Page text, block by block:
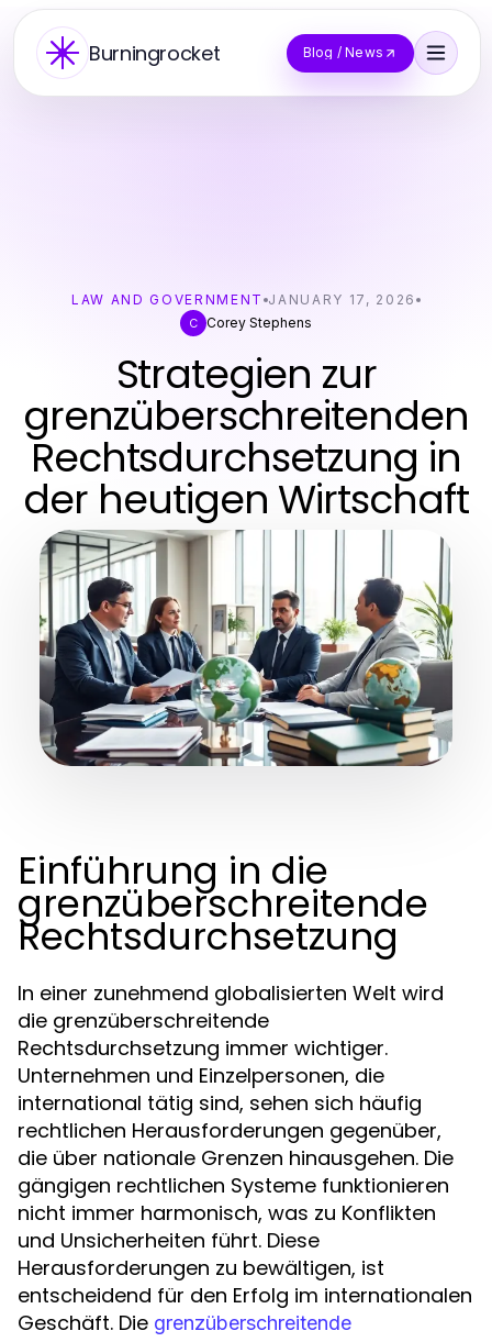
Burningrocket Blog / News
LAW AND GOVERNMENT JANUARY 17, 2026
C Corey Stephens
Strategien zur
grenzüberschreitenden
Rechtsdurchsetzung in
der heutigen Wirtschaft
Einführung in die
grenzüberschreitende
Rechtsdurchsetzung
In einer zunehmend globalisierten Welt wird
die grenzüberschreitende
Rechtsdurchsetzung immer wichtiger.
Unternehmen und Einzelpersonen, die
international tätig sind, sehen sich häufig
rechtlichen Herausforderungen gegenüber,
die über nationale Grenzen hinausgehen. Die
gängigen rechtlichen Systeme funktionieren
nicht immer harmonisch, was zu Konflikten
und Unsicherheiten führt. Diese
Herausforderungen zu bewältigen, ist
entscheidend für den Erfolg im internationalen
Geschäft. Die grenzüberschreitende